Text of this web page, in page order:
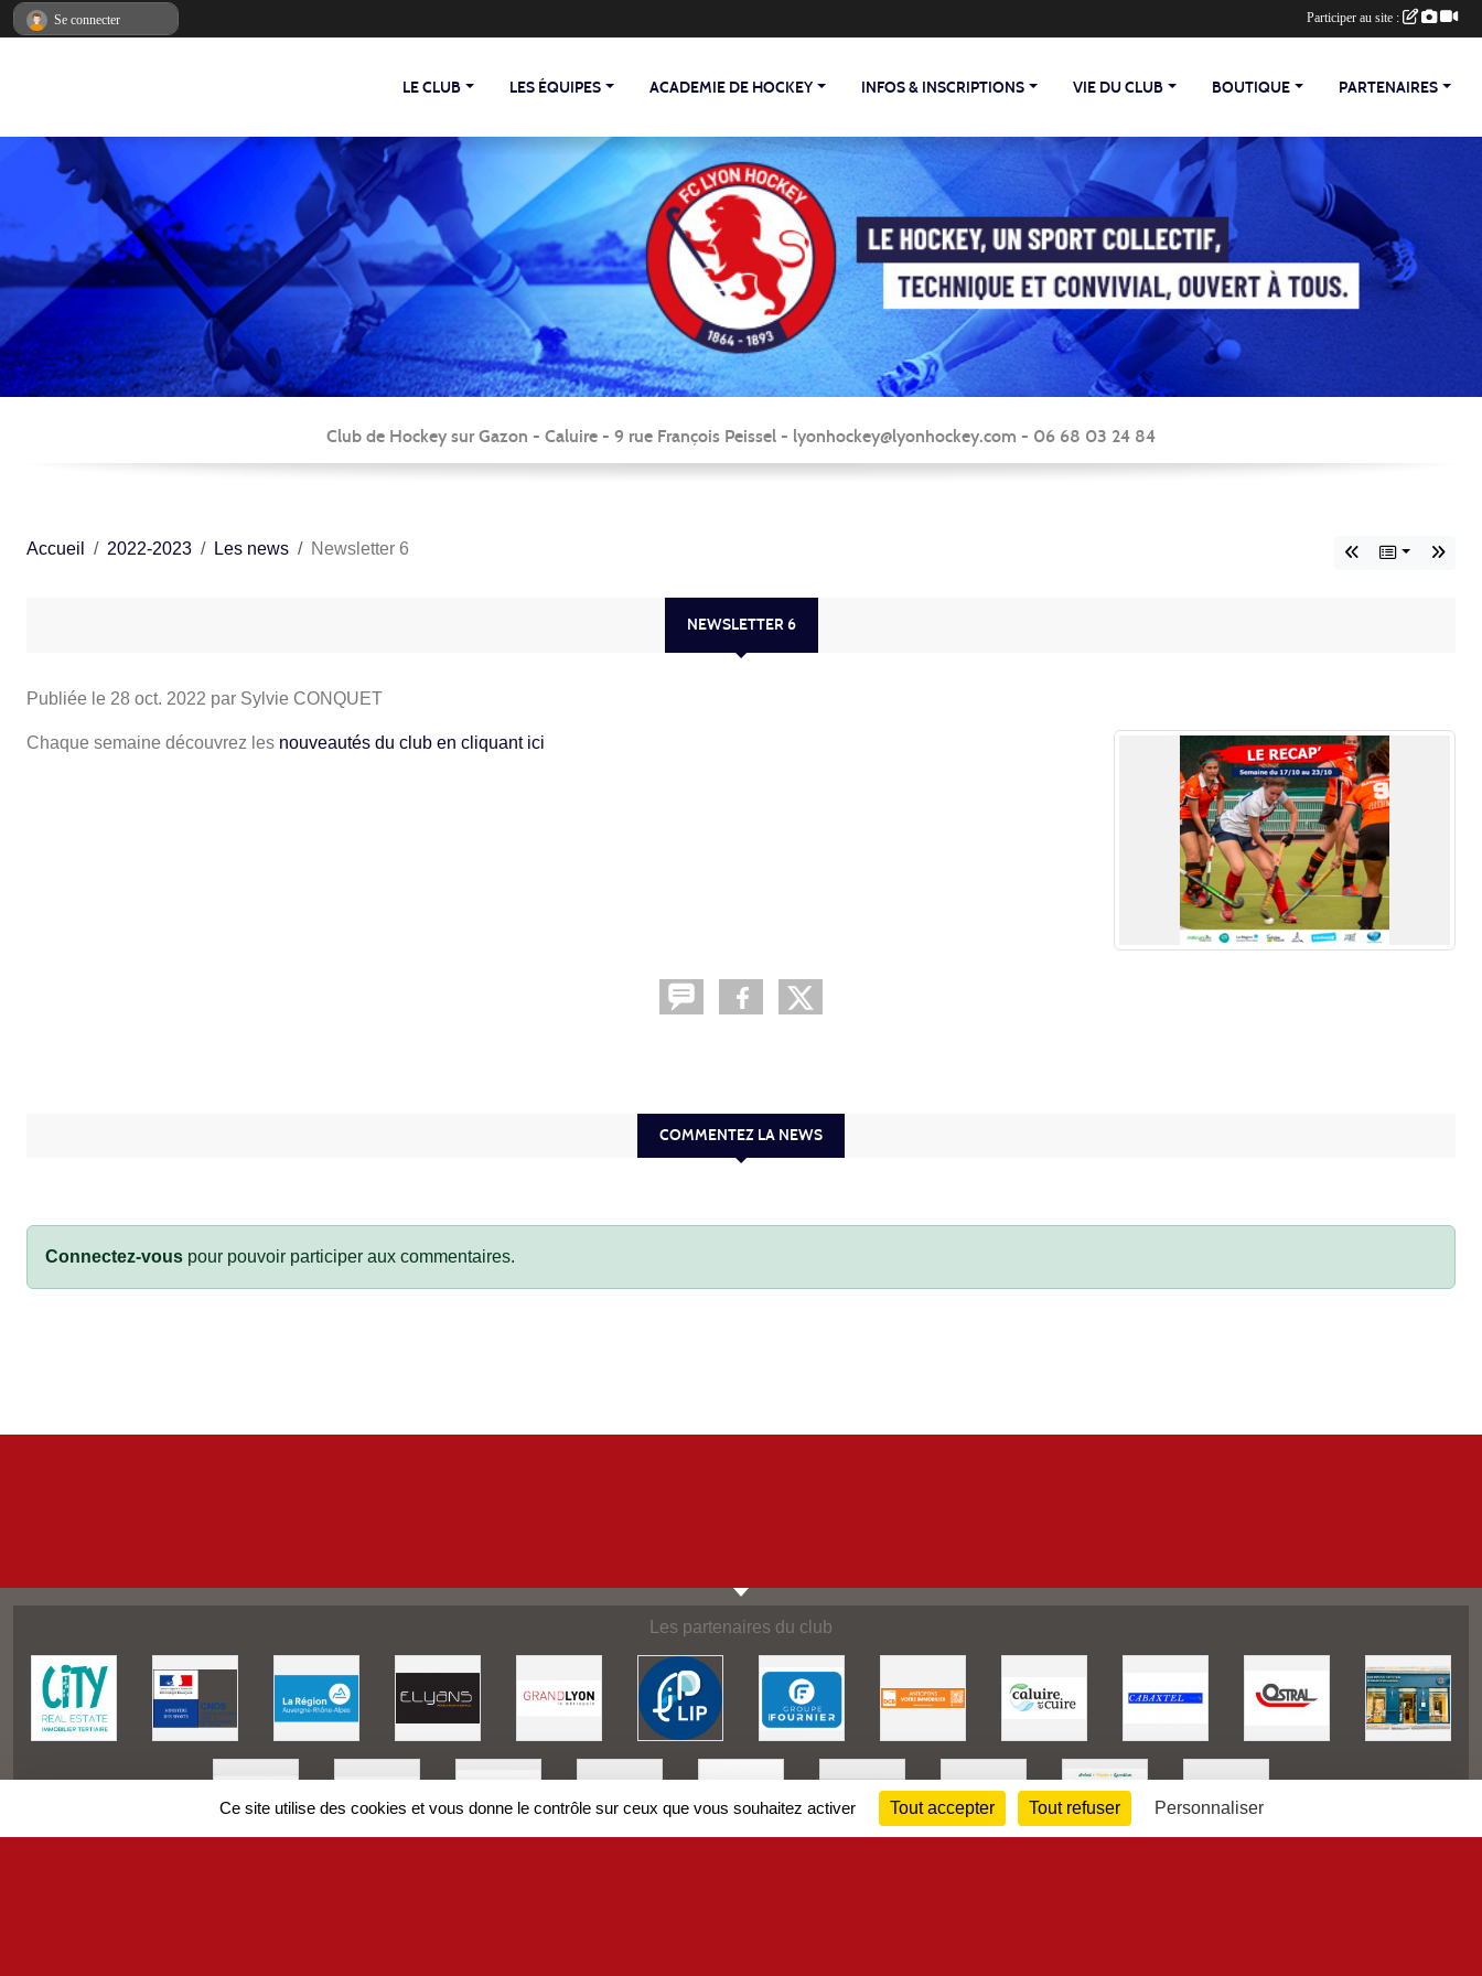
LE CLUB LES ÉQUIPES ACADEMIE DE HOCKEY INFOS & INSCRIPTIONS VIE DU CLUB BOUTIQUE PARTENAIRES
Club de Hockey sur Gazon - Caluire - 9 rue François Peissel - lyonhockey@lyonhockey.com - 06 68 03 24 84
Accueil 2022-2023 Les news Newsletter 6
NEWSLETTER 6
Publiée le 28 oct. 2022 par Sylvie CONQUET
Chaque semaine découvrez les nouveautés du club en cliquant ici
COMMENTEZ LA NEWS
Connectez-vous pour pouvoir participer aux commentaires.
Les partenaires du club
Se connecter Participer au site :
Panneau de gestion des cookies
Ce site utilise des cookies et vous donne le contrôle sur ceux que vous souhaitez activer Tout accepter Tout refuser Personnaliser